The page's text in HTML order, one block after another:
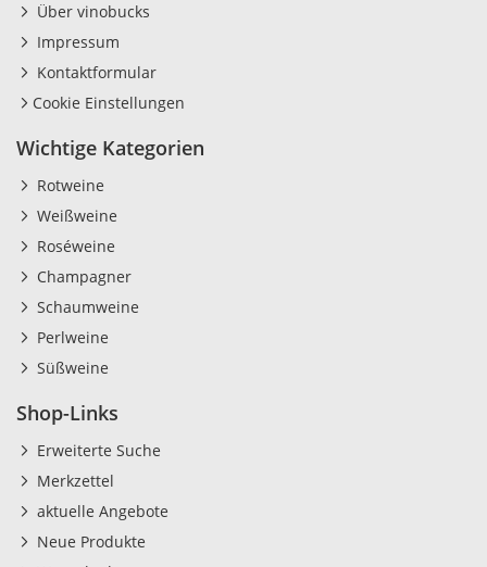
Über vinobucks
Impressum
Kontaktformular
Cookie Einstellungen
Wichtige Kategorien
Rotweine
Weißweine
Roséweine
Champagner
Schaumweine
Perlweine
Süßweine
Shop-Links
Erweiterte Suche
Merkzettel
aktuelle Angebote
Neue Produkte